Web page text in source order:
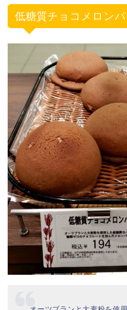
低糖質チョコメロンパ